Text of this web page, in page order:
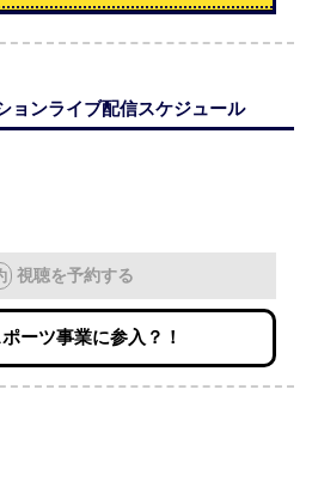
ョンライブ配信スケジュール
視聴を予約する
ーツ事業に参入？！